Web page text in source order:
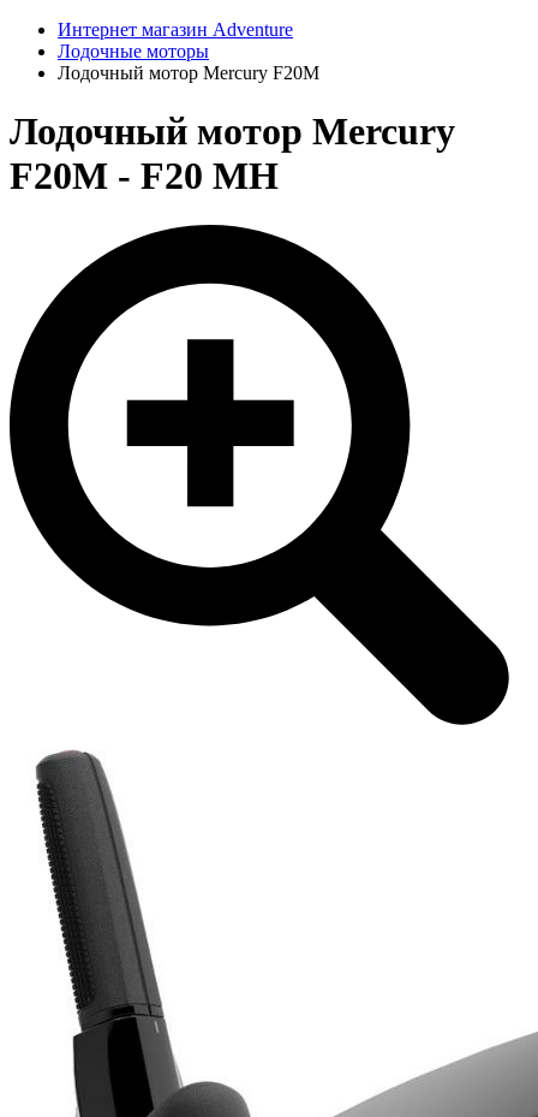
Интернет магазин Adventure
Лодочные моторы
Лодочный мотор Mercury F20M
Лодочный мотор Mercury
F20M - F20 MH